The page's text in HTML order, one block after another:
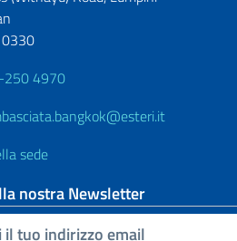
4970
sede
nostra Newsletter